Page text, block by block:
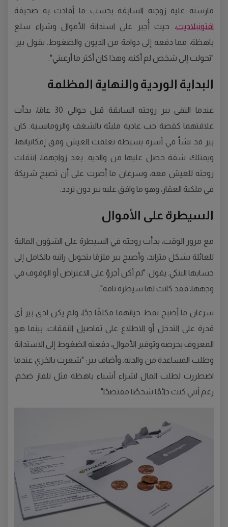
مارسته عليه زوجته السابقة بحسب ما أفادت به صحيفة
افتونبلاديت، حيث أُجبر على استدانة الأموال وشراء سلع
باهظة، مما دفعه إلى دوامة من الديون والضغوط. يقول بير:
"تحولت إلى شخص لم أكنه، وهذا كان أكثر ما أرعبني".
البداية الوردية والنهاية المظلمة
عندما التقى بير زوجته السابقة قبل حوالي 30 عامًا، بدأت
علاقتهما كقصة حب عادية مليئة بالشغف والرومانسية. كان
بير قد نشأ في أسرة بسيطة تعلمت العيش وفق إمكانياتها،
ويمتلك شقة حصل عليها من والديه. بعد زواجهما، انتقلت
زوجته للعيش معه، وسرعان ما أصرت على أن تصبح شريكة
في ملكية العقار، وهو ما وافق عليه بير دون تردد.
السيطرة على الأموال
مع مرور الوقت، بدأت زوجته في السيطرة على الشؤون المالية
للعائلة بشكل متزايد، وأصبح بير ملزمًا بتحويل راتبه بالكامل إلى
حسابها البنكي. يقول: "لم أكن أجرؤ على الاعتراض أو الوقوف في
وجهها، فقد كانت لها سيطرة تامة".
سرعان ما أصبح نمط حياتهما مكلفًا جدًا، ولم يكن لدى بير أي
قدرة على التدخل أو الاطلاع على تفاصيل النفقات. بينما هو
المعروف بحرصه وتوفير الأموال، دفعته الضغوط إلى الاستدانة
وطلب المساعدة من والدته. وأضاف بير: "شعرت بالخزي عندما
اضطررت لطلب المال لشراء أشياء باهظة مثل تلفاز ضخم،
رغم أنني كنت دائمًا شخصًا مقتصدًا".